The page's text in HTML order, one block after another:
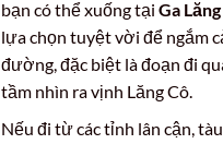
bạn có thể xuống tại Ga
lựa chọn tuyệt vời để ngắm
đường, đặc biệt là đoạn đi
tầm nhìn ra vịnh Lăng Cô.
Nếu đi từ các tỉnh lân cận,